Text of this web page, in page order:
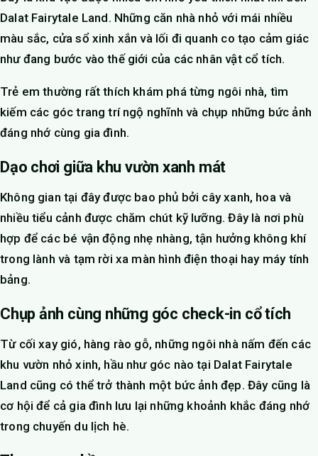
Dalat Fairytale Land. Những căn nhà nhỏ với mái nhiều
màu sắc, cửa sổ xinh xắn và lối đi quanh co tạo cảm giác
như đang bước vào thế giới của các nhân vật cổ tích.
Trẻ em thường rất thích khám phá từng ngôi nhà, tìm
kiếm các góc trang trí ngộ nghĩnh và chụp những bức ảnh
đáng nhớ cùng gia đình.
Dạo chơi giữa khu vườn xanh mát
Không gian tại đây được bao phủ bởi cây xanh, hoa và
nhiều tiểu cảnh được chăm chút kỹ lưỡng. Đây là nơi phù
hợp để các bé vận động nhẹ nhàng, tận hưởng không khí
trong lành và tạm rời xa màn hình điện thoại hay máy tính
bảng.
Chụp ảnh cùng những góc check-in cổ tích
Từ cối xay gió, hàng rào gỗ, những ngôi nhà nấm đến các
khu vườn nhỏ xinh, hầu như góc nào tại Dalat Fairytale
Land cũng có thể trở thành một bức ảnh đẹp. Đây cũng là
cơ hội để cả gia đình lưu lại những khoảnh khắc đáng nhớ
trong chuyến du lịch hè.